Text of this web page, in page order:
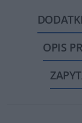
OPIS